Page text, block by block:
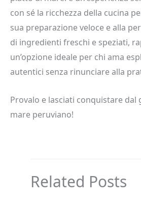
con sé la ricchezza della cucina
sua preparazione veloce e alla
di ingredienti freschi e speziati,
un’opzione ideale per chi ama
autentici senza rinunciare alla
Provalo e lasciati conquistare dal
mare peruviano!
Related Posts